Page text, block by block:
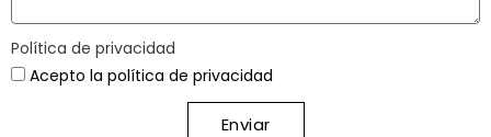
Política de privacidad
Acepto la política de privacidad
Enviar